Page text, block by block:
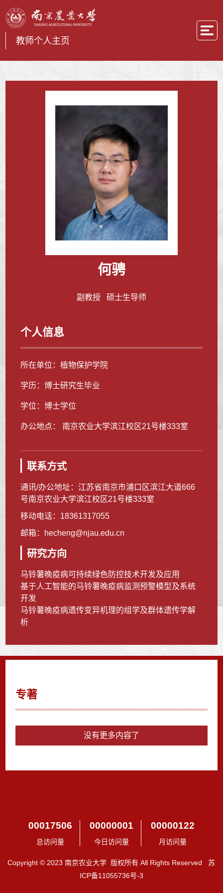
教师个人主页
何骋
副教授 硕士生导师
个人信息
所在单位：植物保护学院
学历：博士研究生毕业
学位：博士学位
办公地点： 南京农业大学滨江校区21号楼333室
联系方式
通讯/办公地址： 江苏省南京市浦口区滨江大道666
号南京农业大学滨江校区21号楼333室
移动电话： 18361317055
邮箱：
hecheng@njau.edu.cn
研究方向
马铃薯晚疫病可持续绿色防控技术开发及应用
基于人工智能的马铃薯晚疫病监测预警模型及系统
开发
马铃薯晚疫病遗传变异机理的组学及群体遗传学解
析
专著
没有更多内容了
00017506
总访问量
00000001
今日访问量
00000122
月访问量
Copyright © 2023 南京农业大学 版权所有 All Rights Reserved 苏
ICP备11055736号-3